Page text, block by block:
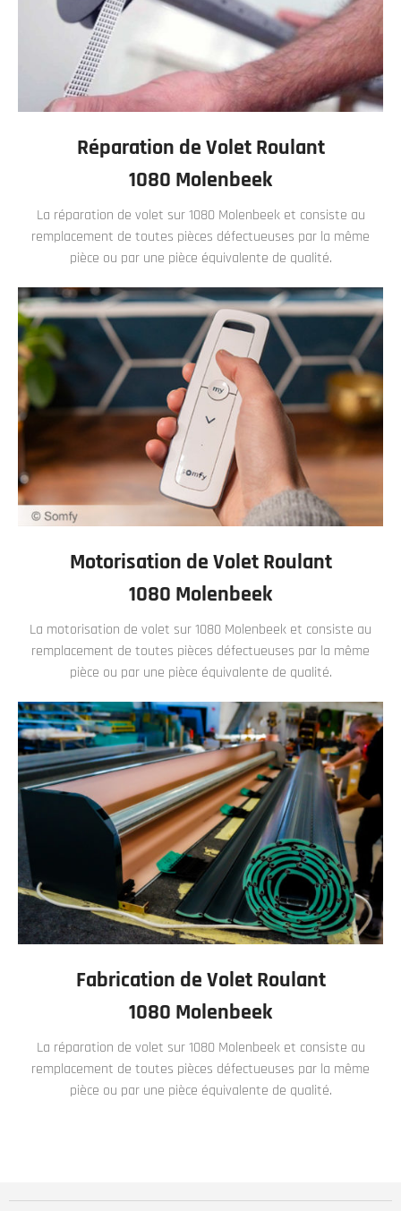
Réparation de Volet Roulant
1080 Molenbeek
La réparation de volet sur 1080 Molenbeek et consiste au
remplacement de toutes pièces défectueuses par la même
pièce ou par une pièce équivalente de qualité.
Motorisation de Volet Roulant
1080 Molenbeek
La motorisation de volet sur 1080 Molenbeek et consiste au
remplacement de toutes pièces défectueuses par la même
pièce ou par une pièce équivalente de qualité.
Fabrication de Volet Roulant
1080 Molenbeek
La réparation de volet sur 1080 Molenbeek et consiste au
remplacement de toutes pièces défectueuses par la même
pièce ou par une pièce équivalente de qualité.